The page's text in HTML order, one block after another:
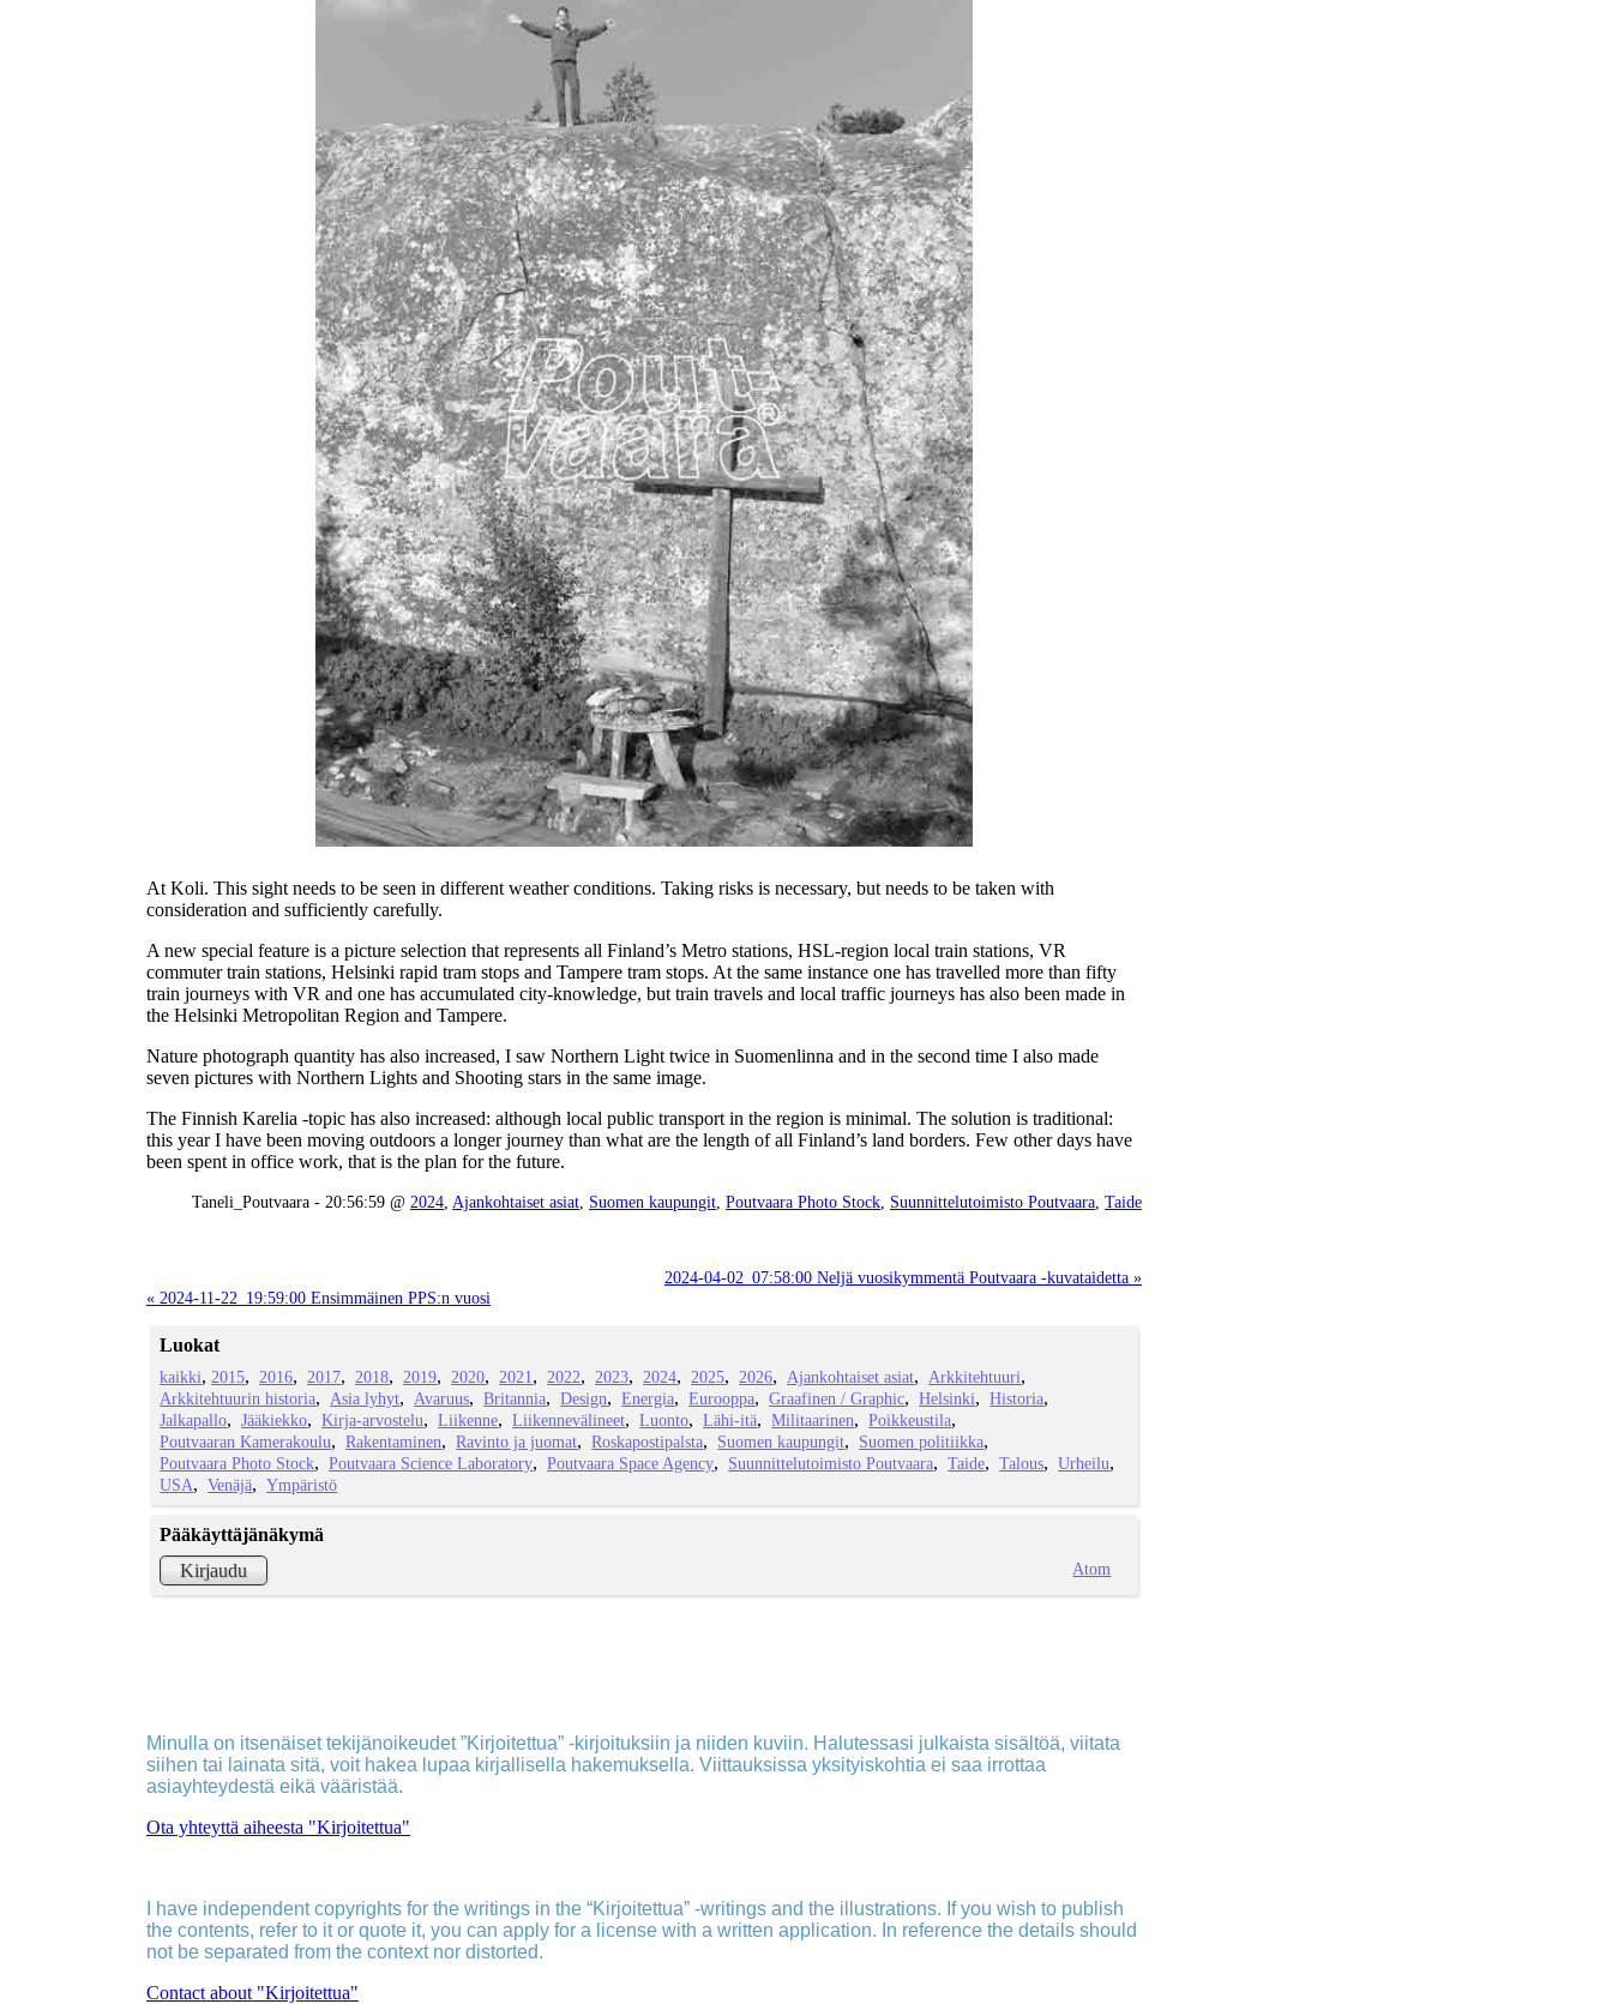
At Koli. This sight needs to be seen in different weather conditions. Taking risks is necessary, but needs to be taken with
consideration and sufficiently carefully.
A new special feature is a picture selection that represents all Finland’s Metro stations, HSL-region local train stations, VR
commuter train stations, Helsinki rapid tram stops and Tampere tram stops. At the same instance one has travelled more than fifty
train journeys with VR and one has accumulated city-knowledge, but train travels and local traffic journeys has also been made in
the Helsinki Metropolitan Region and Tampere.
Nature photograph quantity has also increased, I saw Northern Light twice in Suomenlinna and in the second time I also made
seven pictures with Northern Lights and Shooting stars in the same image.
The Finnish Karelia -topic has also increased: although local public transport in the region is minimal. The solution is traditional:
this year I have been moving outdoors a longer journey than what are the length of all Finland’s land borders. Few other days have
been spent in office work, that is the plan for the future.
Taneli_Poutvaara - 20:56:59 @ 2024 Ajankohtaiset asiat Suomen kaupungit Poutvaara Photo Stock Suunnittelutoimisto Poutvaara Taide
2024-04-02_07:58:00 Neljä vuosikymmentä Poutvaara -kuvataidetta »
« 2024-11-22_19:59:00 Ensimmäinen PPS:n vuosi
Luokat
kaikki 2015 2016 2017 2018 2019 2020 2021 2022 2023 2024 2025 2026 Ajankohtaiset asiat
Arkkitehtuuri
Arkkitehtuurin historia
Asia lyhyt Avaruus Britannia Design Energia Eurooppa Graafinen / Graphic Helsinki
Historia
Jalkapallo
Jääkiekko Kirja-arvostelu Liikenne Liikennevälineet Luonto Lähi-itä Militaarinen
Poikkeustila
Poutvaaran Kamerakoulu
Rakentaminen Ravinto ja juomat Roskapostipalsta Suomen kaupungit
Suomen politiikka
Poutvaara Photo Stock
Poutvaara Science Laboratory Poutvaara Space Agency Suunnittelutoimisto Poutvaara Taide Talous
Urheilu
USA
Venäjä Ympäristö
Pääkäyttäjänäkymä
Kirjaudu
Atom
Minulla on itsenäiset tekijänoikeudet ”Kirjoitettua” -kirjoituksiin ja niiden kuviin. Halutessasi julkaista sisältöä, viitata
siihen tai lainata sitä, voit hakea lupaa kirjallisella hakemuksella. Viittauksissa yksityiskohtia ei saa irrottaa
asiayhteydestä eikä vääristää.
Ota yhteyttä aiheesta "Kirjoitettua"
I have independent copyrights for the writings in the “Kirjoitettua” -writings and the illustrations. If you wish to publish
the contents, refer to it or quote it, you can apply for a license with a written application. In reference the details should
not be separated from the context nor distorted.
Contact about "Kirjoitettua"